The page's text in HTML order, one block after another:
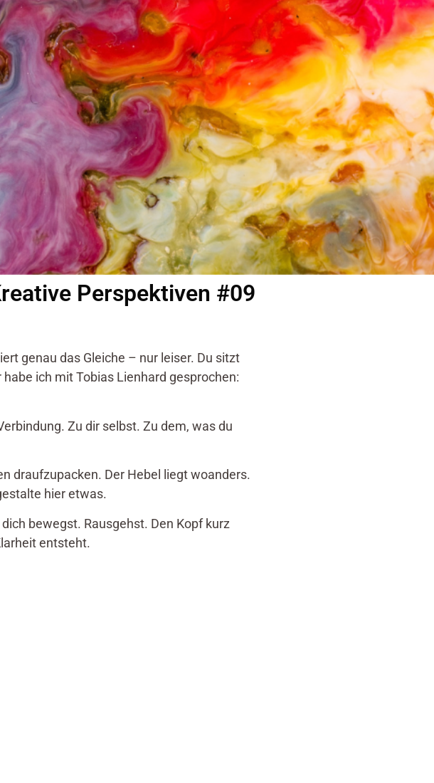
Perspektiven #09
genau das Gleiche – nur leiser. Du sitzt
ich mit Tobias Lienhard gesprochen:
Zu dir selbst. Zu dem, was du
draufzupacken. Der Hebel liegt woanders.
hier etwas.
bewegst. Rausgehst. Den Kopf kurz
entsteht.